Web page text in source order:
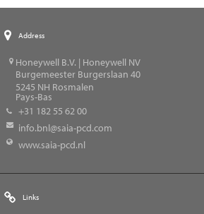
Address
Honeywell B.V. | Honeywell NV
Burgemeester Burgerslaan 40
5245 NH Rosmalen
Pays-Bas
+31 182 55 62 00
info.bnl@saia-pcd.com
www.saia-pcd.nl
Links